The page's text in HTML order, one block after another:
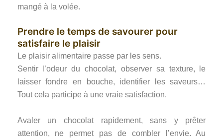
mangé à la volée.
Prendre le temps de savourer pour
satisfaire le plaisir
Le plaisir alimentaire passe par les sens.
Sentir l’odeur du chocolat, observer sa texture, le
laisser fondre en bouche, identifier les saveurs…
Tout cela participe à une vraie satisfaction.
Avaler un chocolat rapidement, sans y prêter
attention, ne permet pas de combler l’envie. Au